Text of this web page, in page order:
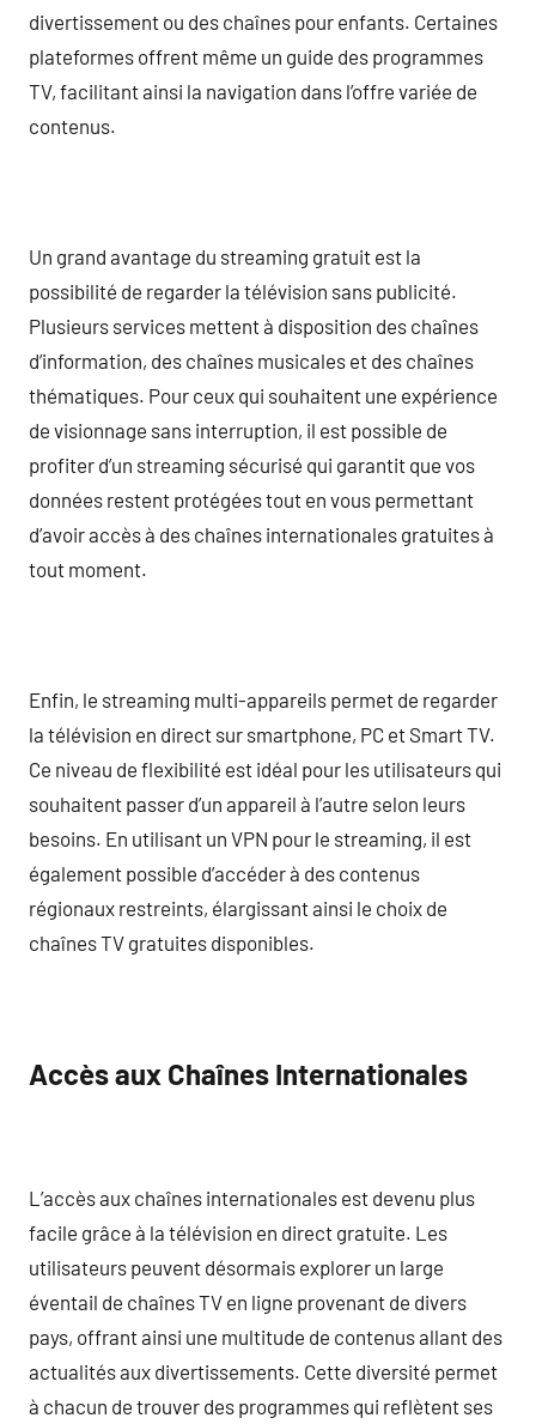
divertissement ou des chaînes pour enfants. Certaines
plateformes offrent même un guide des programmes
TV, facilitant ainsi la navigation dans l’offre variée de
contenus.
Un grand avantage du streaming gratuit est la
possibilité de regarder la télévision sans publicité.
Plusieurs services mettent à disposition des chaînes
d’information, des chaînes musicales et des chaînes
thématiques. Pour ceux qui souhaitent une expérience
de visionnage sans interruption, il est possible de
profiter d’un streaming sécurisé qui garantit que vos
données restent protégées tout en vous permettant
d’avoir accès à des chaînes internationales gratuites à
tout moment.
Enfin, le streaming multi-appareils permet de regarder
la télévision en direct sur smartphone, PC et Smart TV.
Ce niveau de flexibilité est idéal pour les utilisateurs qui
souhaitent passer d’un appareil à l’autre selon leurs
besoins. En utilisant un VPN pour le streaming, il est
également possible d’accéder à des contenus
régionaux restreints, élargissant ainsi le choix de
chaînes TV gratuites disponibles.
Accès aux Chaînes Internationales
L’accès aux chaînes internationales est devenu plus
facile grâce à la télévision en direct gratuite. Les
utilisateurs peuvent désormais explorer un large
éventail de chaînes TV en ligne provenant de divers
pays, offrant ainsi une multitude de contenus allant des
actualités aux divertissements. Cette diversité permet
à chacun de trouver des programmes qui reflètent ses